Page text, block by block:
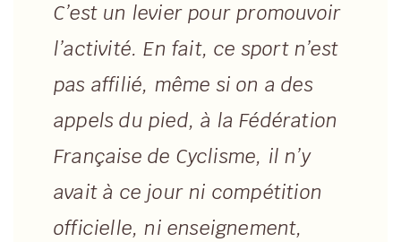
C’est un levier pour promouvoir
l’activité. En fait, ce sport n’est
pas affilié, même si on a des
appels du pied, à la Fédération
Française de Cyclisme, il n’y
avait à ce jour ni compétition
officielle, ni enseignement,